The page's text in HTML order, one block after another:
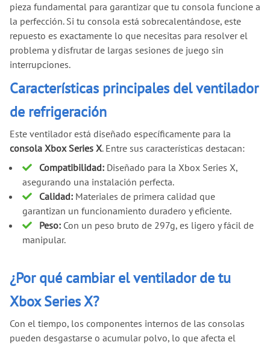
pieza fundamental para garantizar que tu consola funcione a
la perfección. Si tu consola está sobrecalentándose, este
repuesto es exactamente lo que necesitas para resolver el
problema y disfrutar de largas sesiones de juego sin
interrupciones.
Características principales del ventilador
de refrigeración
Este ventilador está diseñado específicamente para la
consola Xbox Series X. Entre sus características destacan:
Compatibilidad:Diseñado para la Xbox Series X,
asegurando una instalación perfecta.
Calidad:Materiales de primera calidad que
garantizan un funcionamiento duradero y eficiente.
Peso:Con un peso bruto de 297g, es ligero y fácil de
manipular.
¿Por qué cambiar el ventilador de tu
Xbox Series X?
Con el tiempo, los componentes internos de las consolas
pueden desgastarse o acumular polvo, lo que afecta el